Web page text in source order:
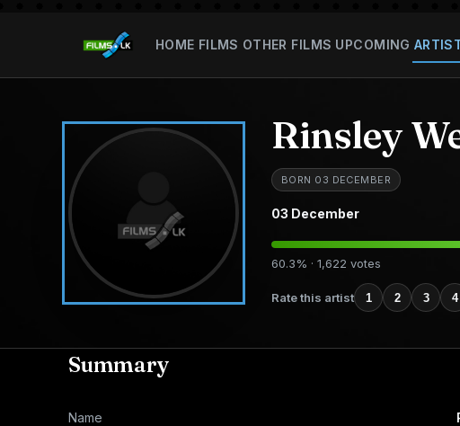
HOME FILMS OTHER FILMS UPCOMING
Rinsley
BORN 03 DECEMBER
03 December
60.3% · 1,622 votes
Rate this artist 1 2 3 4
Summary
Name